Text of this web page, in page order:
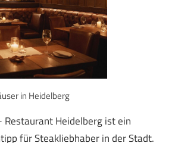
in Heidelberg
Restaurant Heidelberg ist ein
für Steakliebhaber in der Stadt.